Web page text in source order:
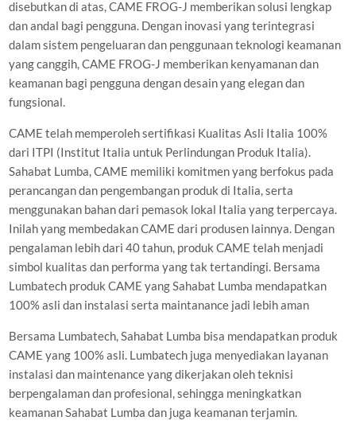
disebutkan di atas, CAME FROG-J memberikan solusi lengkap
dan andal bagi pengguna. Dengan inovasi yang terintegrasi
dalam sistem pengeluaran dan penggunaan teknologi keamanan
yang canggih, CAME FROG-J memberikan kenyamanan dan
keamanan bagi pengguna dengan desain yang elegan dan
fungsional.
CAME telah memperoleh sertifikasi Kualitas Asli Italia 100%
dari ITPI (Institut Italia untuk Perlindungan Produk Italia).
Sahabat Lumba, CAME memiliki komitmen yang berfokus pada
perancangan dan pengembangan produk di Italia, serta
menggunakan bahan dari pemasok lokal Italia yang terpercaya.
Inilah yang membedakan CAME dari produsen lainnya. Dengan
pengalaman lebih dari 40 tahun, produk CAME telah menjadi
simbol kualitas dan performa yang tak tertandingi. Bersama
Lumbatech produk CAME yang Sahabat Lumba mendapatkan
100% asli dan instalasi serta maintanance jadi lebih aman
Bersama Lumbatech, Sahabat Lumba bisa mendapatkan produk
CAME yang 100% asli. Lumbatech juga menyediakan layanan
instalasi dan maintenance yang dikerjakan oleh teknisi
berpengalaman dan profesional, sehingga meningkatkan
keamanan Sahabat Lumba dan juga keamanan terjamin.